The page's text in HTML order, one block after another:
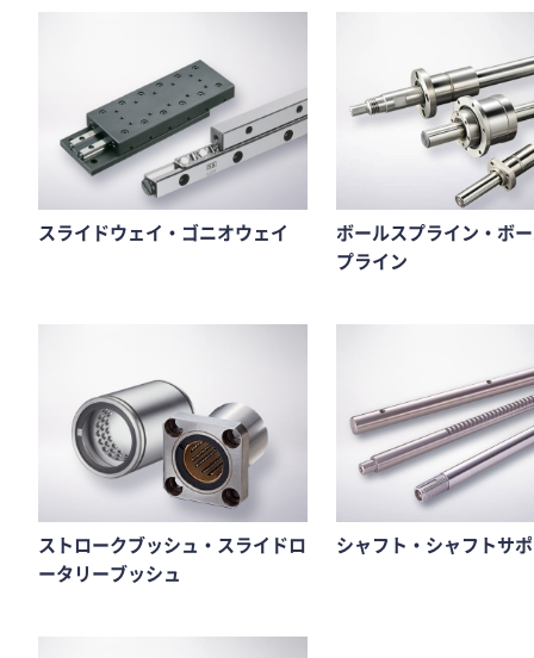
スライドウェイ・ゴニオウェイ
ボールスプライン・ボ
プライン
ストロークブッシュ・スライドロ
ータリーブッシュ
シャフト・シャフトサ